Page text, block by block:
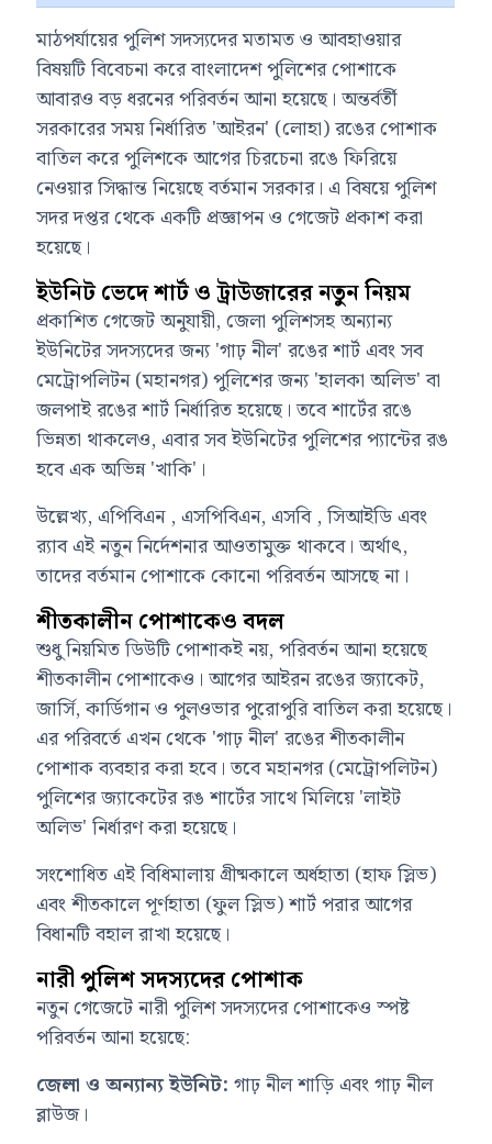
মাঠপর্যায়ের পুলিশ সদস্যদের মতামত ও আবহাওয়ার
বিষয়টি বিবেচনা করে বাংলাদেশ পুলিশের পোশাকে
আবারও বড় ধরনের পরিবর্তন আনা হয়েছে। অন্তর্বর্তী
সরকারের সময় নির্ধারিত 'আইরন' (লোহা) রঙের পোশাক
বাতিল করে পুলিশকে আগের চিরচেনা রঙে ফিরিয়ে
নেওয়ার সিদ্ধান্ত নিয়েছে বর্তমান সরকার। এ বিষয়ে পুলিশ
সদর দপ্তর থেকে একটি প্রজ্ঞাপন ও গেজেট প্রকাশ করা
হয়েছে।
ইউনিট ভেদে শার্ট ও ট্রাউজারের নতুন নিয়ম
প্রকাশিত গেজেট অনুযায়ী, জেলা পুলিশসহ অন্যান্য
ইউনিটের সদস্যদের জন্য 'গাঢ় নীল' রঙের শার্ট এবং সব
মেট্রোপলিটন (মহানগর) পুলিশের জন্য 'হালকা অলিভ' বা
জলপাই রঙের শার্ট নির্ধারিত হয়েছে। তবে শার্টের রঙে
ভিন্নতা থাকলেও, এবার সব ইউনিটের পুলিশের প্যান্টের রঙ
হবে এক অভিন্ন 'খাকি'।
উল্লেখ্য, এপিবিএন , এসপিবিএন, এসবি , সিআইডি এবং
র‍্যাব এই নতুন নির্দেশনার আওতামুক্ত থাকবে। অর্থাৎ,
তাদের বর্তমান পোশাকে কোনো পরিবর্তন আসছে না।
শীতকালীন পোশাকেও বদল
শুধু নিয়মিত ডিউটি পোশাকই নয়, পরিবর্তন আনা হয়েছে
শীতকালীন পোশাকেও। আগের আইরন রঙের জ্যাকেট,
জার্সি, কার্ডিগান ও পুলওভার পুরোপুরি বাতিল করা হয়েছে।
এর পরিবর্তে এখন থেকে 'গাঢ় নীল' রঙের শীতকালীন
পোশাক ব্যবহার করা হবে। তবে মহানগর (মেট্রোপলিটন)
পুলিশের জ্যাকেটের রঙ শার্টের সাথে মিলিয়ে 'লাইট
অলিভ' নির্ধারণ করা হয়েছে।
সংশোধিত এই বিধিমালায় গ্রীষ্মকালে অর্ধহাতা (হাফ স্লিভ)
এবং শীতকালে পূর্ণহাতা (ফুল স্লিভ) শার্ট পরার আগের
বিধানটি বহাল রাখা হয়েছে।
নারী পুলিশ সদস্যদের পোশাক
নতুন গেজেটে নারী পুলিশ সদস্যদের পোশাকেও স্পষ্ট
পরিবর্তন আনা হয়েছে:
জেলা ও অন্যান্য ইউনিট: গাঢ় নীল শাড়ি এবং গাঢ় নীল
ব্লাউজ।